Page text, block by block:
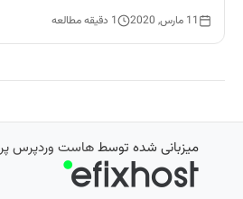
11 مارس, 2020 1 دقیقه مطالعه
میزبانی شده توسطهاست وردپرس